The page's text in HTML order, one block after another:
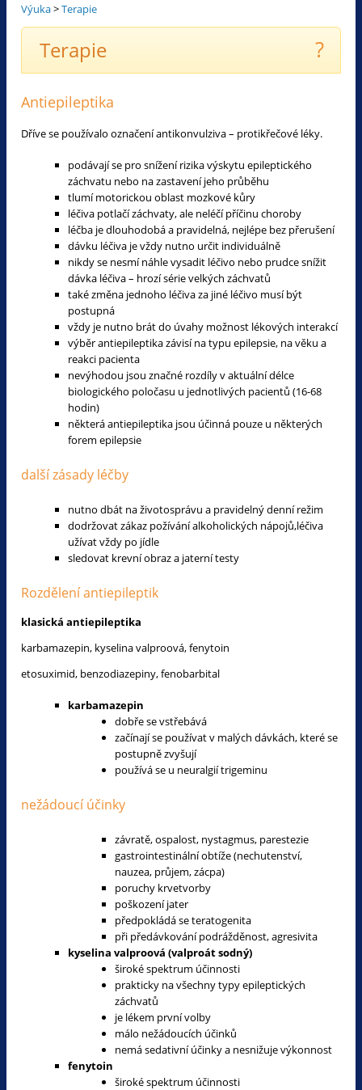
Výuka>Terapie
Terapie ?
Antiepileptika
Dříve se používalo označení antikonvulziva – protikřečové léky.
podávají se pro snížení rizika výskytu epileptického
záchvatu nebo na zastavení jeho průběhu
tlumí motorickou oblast mozkové kůry
léčiva potlačí záchvaty, ale neléčí příčinu choroby
léčba je dlouhodobá a pravidelná, nejlépe bez přerušení
dávku léčiva je vždy nutno určit individuálně
nikdy se nesmí náhle vysadit léčivo nebo prudce snížit
dávka léčiva – hrozí série velkých záchvatů
také změna jednoho léčiva za jiné léčivo musí být
postupná
vždy je nutno brát do úvahy možnost lékových interakcí
výběr antiepileptika závisí na typu epilepsie, na věku a
reakci pacienta
nevýhodou jsou značné rozdíly v aktuální délce
biologického poločasu u jednotlivých pacientů (16-68
hodin)
některá antiepileptika jsou účinná pouze u některých
forem epilepsie
další zásady léčby
nutno dbát na životosprávu a pravidelný denní režim
dodržovat zákaz požívání alkoholických nápojů,léčiva
užívat vždy po jídle
sledovat krevní obraz a jaterní testy
Rozdělení antiepileptik
klasická antiepileptika
karbamazepin, kyselina valproová, fenytoin
etosuximid, benzodiazepiny, fenobarbital
karbamazepin
dobře se vstřebává
začínají se používat v malých dávkách, které se
postupně zvyšují
používá se u neuralgií trigeminu
nežádoucí účinky
závratě, ospalost, nystagmus, parestezie
gastrointestinální obtíže (nechutenství,
nauzea, průjem, zácpa)
poruchy krvetvorby
poškození jater
předpokládá se teratogenita
při předávkování podrážděnost, agresivita
kyselina valproová (valproát sodný)
široké spektrum účinnosti
prakticky na všechny typy epileptických
záchvatů
je lékem první volby
málo nežádoucích účinků
nemá sedativní účinky a nesnižuje výkonnost
fenytoin
široké spektrum účinnosti